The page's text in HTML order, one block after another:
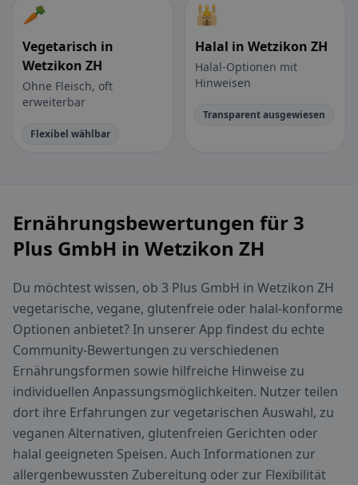
🥕
Vegetarisch in
Wetzikon ZH
Ohne Fleisch, oft
erweiterbar
Flexibel wählbar
🕌
Halal in Wetzikon ZH
Halal-Optionen mit
Hinweisen
Transparent ausgewiesen
Ernährungsbewertungen für 3
Plus GmbH in Wetzikon ZH
Du möchtest wissen, ob 3 Plus GmbH in Wetzikon ZH
vegetarische, vegane, glutenfreie oder halal-konforme
Optionen anbietet? In unserer App findest du echte
Community-Bewertungen zu verschiedenen
Ernährungsformen sowie hilfreiche Hinweise zu
individuellen Anpassungsmöglichkeiten. Nutzer teilen
dort ihre Erfahrungen zur vegetarischen Auswahl, zu
veganen Alternativen, glutenfreien Gerichten oder
halal geeigneten Speisen. Auch Informationen zur
allergenbewussten Zubereitung oder zur Flexibilität